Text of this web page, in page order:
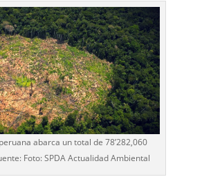
abarca un total de 78’282,060
Foto: SPDA Actualidad Ambiental